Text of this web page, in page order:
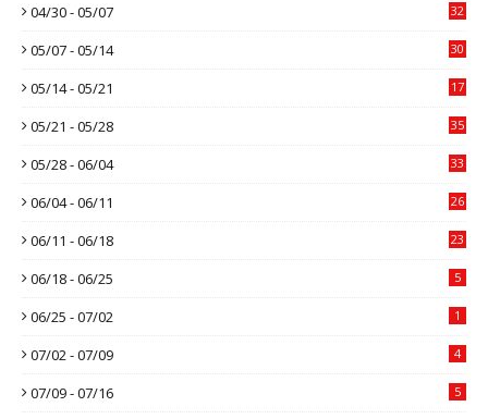
04/30 - 05/07 32
05/07 - 05/14 30
05/14 - 05/21 17
05/21 - 05/28 35
05/28 - 06/04 33
06/04 - 06/11 26
06/11 - 06/18 23
06/18 - 06/25 5
06/25 - 07/02 1
07/02 - 07/09 4
07/09 - 07/16 5